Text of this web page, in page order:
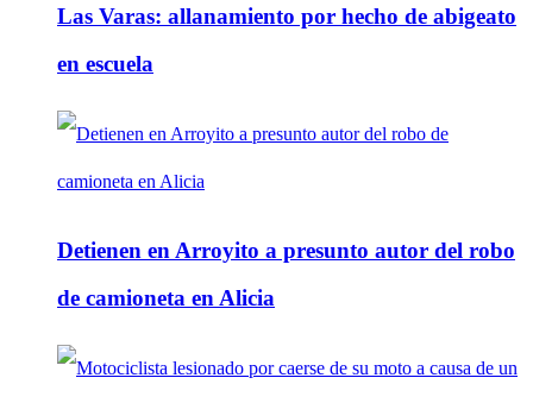
Las Varas: allanamiento por hecho de abigeato
en escuela
Detienen en Arroyito a presunto autor del robo
de camioneta en Alicia